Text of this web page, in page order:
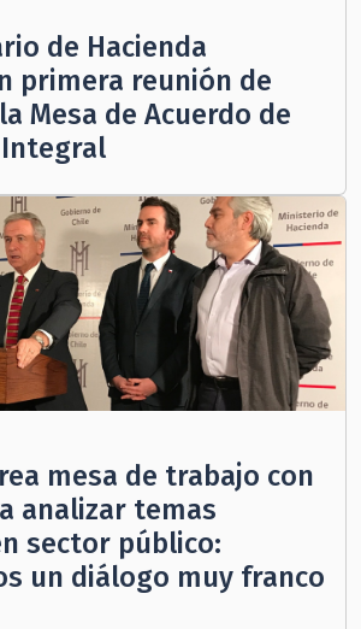
de Hacienda
primera reunión de
Mesa de Acuerdo de
mesa de trabajo con
analizar temas
sector público:
un diálogo muy franco